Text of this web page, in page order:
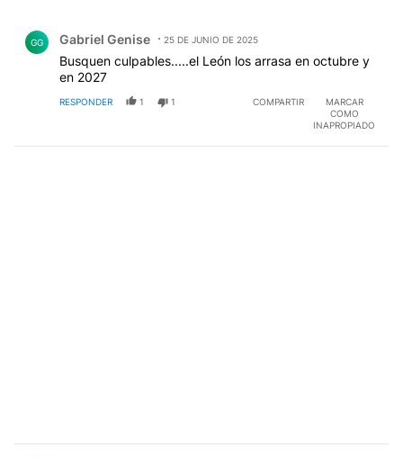
GG Gabriel Genise 25 DE JUNIO DE 2025
Busquen culpables.....el León los arrasa en octubre y
en 2027
RESPONDER 1 1 COMPARTIR
MARCAR
COMO
INAPROPIADO